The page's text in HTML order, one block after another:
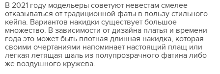
В 2021 году модельеры советуют невестам смелее
отказываться от традиционной фаты в пользу стильного
кейпа. Вариантов накидки существует большое
множество. В зависимости от дизайна платья и времени
года это может быть плотная длинная накидка, которая
своими очертаниями напоминает настоящий плащ или
легкая летящая шаль из полупрозрачного фатина либо
же воздушного кружева.